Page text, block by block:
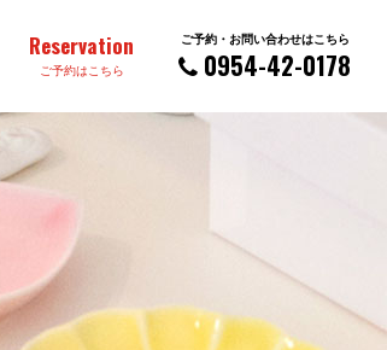
Reservation
ご予約はこちら
ご予約・お問い合わせはこちら
0954-42-0178